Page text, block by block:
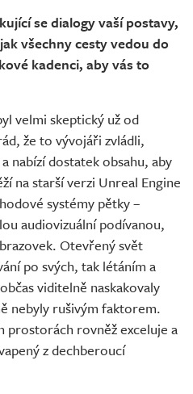
se dialogy vaší postavy,
všechny cesty vedou do
kadenci, aby vás to
velmi skeptický už od
že to vývojáři zvládli,
nabízí dostatek obsahu, aby
na starší verzi Unreal Engine
systémy pětky –
audiovizuální podívanou,
Otevřený svět
po svých, tak létáním a
viditelně naskakovaly
nebyly rušivým faktorem.
prostorách rovněž exceluje a
z dechberoucí